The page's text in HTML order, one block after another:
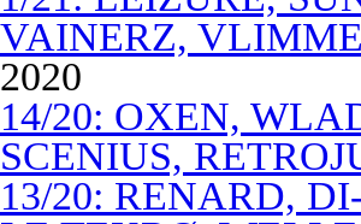
VAINERZ,
2020
14/20: OXEN,
SCENIUS,
13/20: RENARD,